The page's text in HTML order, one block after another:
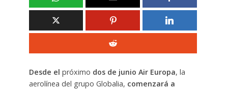
Desde el próximo dos de junio Air Europa, la
aerolínea del grupo Globalia, comenzará a